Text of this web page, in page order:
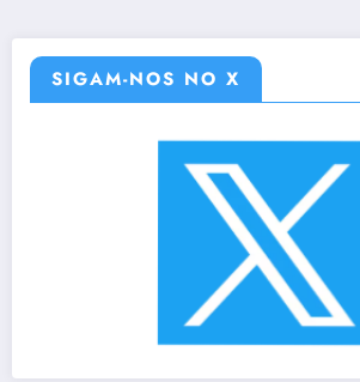
SIGAM-NOS NO X